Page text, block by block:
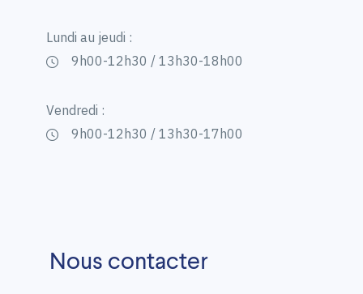
Lundi au jeudi :
9h00-12h30 / 13h30-18h00
Vendredi :
9h00-12h30 / 13h30-17h00
Nous contacter